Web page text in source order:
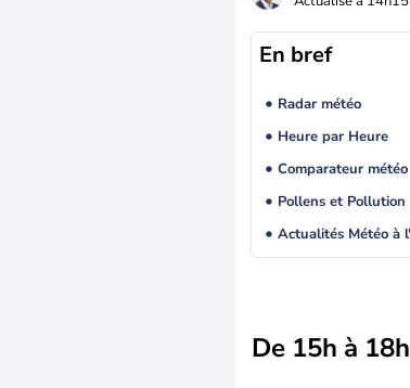
En bref
Radar météo
Heure par Heure
Comparateur météo
Pollens et Pollution
De 15h à 18h